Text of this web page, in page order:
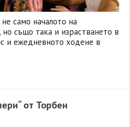
само началото на
също така и израстването в
и ежедневното ходене в
от Торбен